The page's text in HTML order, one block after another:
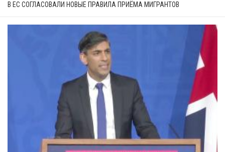
В ЕС СОГЛАСОВАЛИ НОВЫЕ ПРАВИЛА ПРИЁМА МИГРАНТОВ